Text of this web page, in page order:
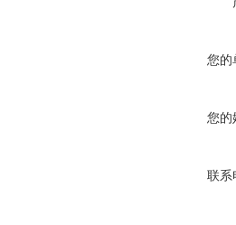
您的
您的
联系